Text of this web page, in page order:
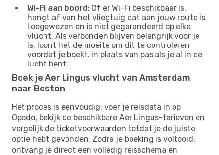
Wi-Fi aan boord: Of er Wi-Fi beschikbaar is,
hangt af van het vliegtuig dat aan jouw route is
toegewezen en is niet gegarandeerd op elke
vlucht. Als verbonden blijven belangrijk voor je
is, loont het de moeite om dit te controleren
voordat je boekt, in plaats van pas als je al in de
lucht bent.
Boek je Aer Lingus vlucht van Amsterdam
naar Boston
Het proces is eenvoudig: voer je reisdata in op
Opodo, bekijk de beschikbare Aer Lingus-tarieven en
vergelijk de ticketvoorwaarden totdat je de juiste
optie hebt gevonden. Zodra je boeking is voltooid,
ontvang je direct een volledig reisschema en